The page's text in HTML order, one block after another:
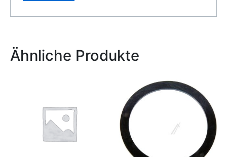
Ähnliche Produkte